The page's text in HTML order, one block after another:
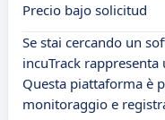
Precio bajo solicitud
Se stai cercando un
incuTrack
Questa piattaforma è
monitoraggio e